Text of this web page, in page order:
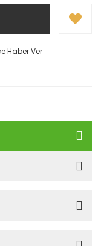
Haber Ver